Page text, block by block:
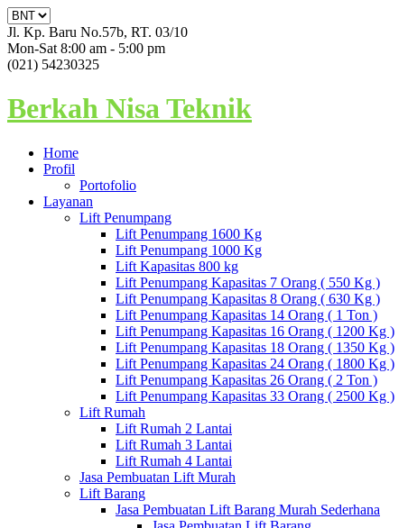
Jl. Kp. Baru No.57b, RT. 03/10
Mon-Sat 8:00 am - 5:00 pm
(021) 54230325
Berkah Nisa Teknik
Home
Profil
Portofolio
Layanan
Lift Penumpang
Lift Penumpang 1600 Kg
Lift Penumpang 1000 Kg
Lift Kapasitas 800 kg
Lift Penumpang Kapasitas 7 Orang ( 550 Kg )
Lift Penumpang Kapasitas 8 Orang ( 630 Kg )
Lift Penumpang Kapasitas 14 Orang ( 1 Ton )
Lift Penumpang Kapasitas 16 Orang ( 1200 Kg )
Lift Penumpang Kapasitas 18 Orang ( 1350 Kg )
Lift Penumpang Kapasitas 24 Orang ( 1800 Kg )
Lift Penumpang Kapasitas 26 Orang ( 2 Ton )
Lift Penumpang Kapasitas 33 Orang ( 2500 Kg )
Lift Rumah
Lift Rumah 2 Lantai
Lift Rumah 3 Lantai
Lift Rumah 4 Lantai
Jasa Pembuatan Lift Murah
Lift Barang
Jasa Pembuatan Lift Barang Murah Sederhana